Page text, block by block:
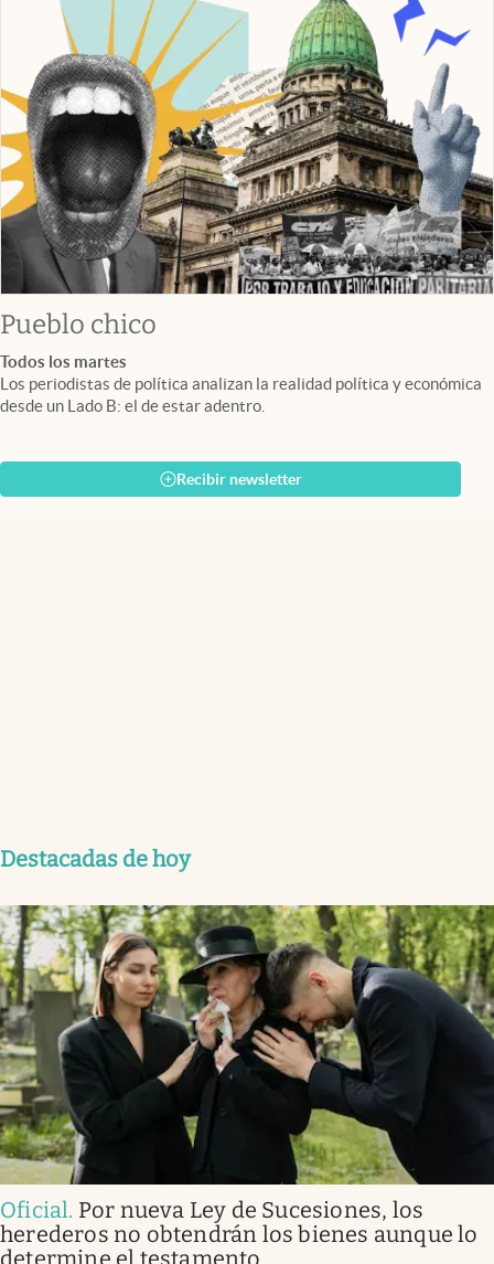
Pueblo chico
Todos los martes
Los periodistas de política analizan la realidad política y económica
desde un Lado B: el de estar adentro.
Recibir newsletter
Destacadas de hoy
Oficial. Por nueva Ley de Sucesiones, los
herederos no obtendrán los bienes aunque lo
determine el testamento